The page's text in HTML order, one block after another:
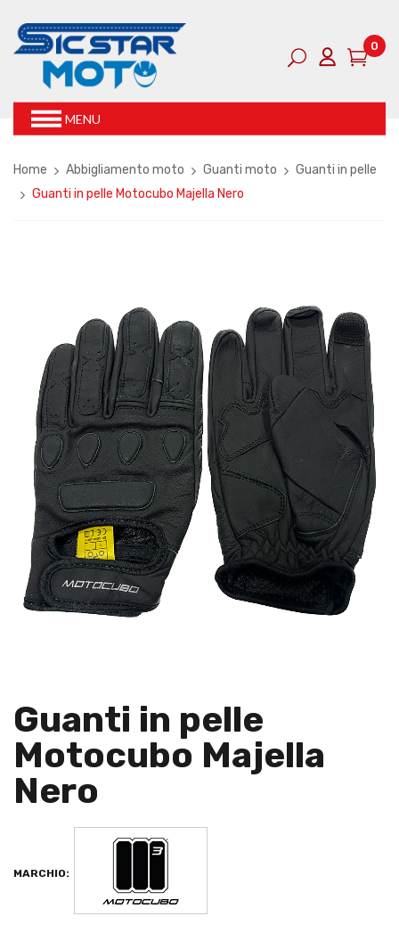
0
MENU
Home Abbigliamento moto Guanti moto
Guanti in pelle
Guanti in pelle Motocubo Majella Nero
Guanti in pelle
Motocubo Majella
Nero
MARCHIO: